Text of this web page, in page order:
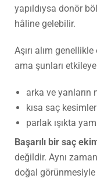
yapıldıysa donör
hâline gelebilir.
Aşırı alım genellikle
ama şunları
arka ve yanların
kısa saç
parlak ışıkta
Başarılı bir saç
değildir. Aynı
doğal